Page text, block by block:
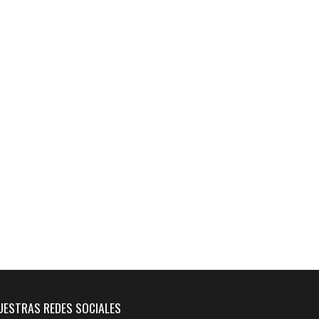
REDES SOCIALES